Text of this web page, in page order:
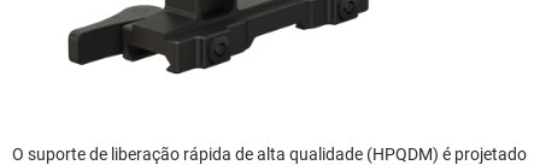
O suporte de liberação rápida de alta qualidade (HPQDM) é projetado